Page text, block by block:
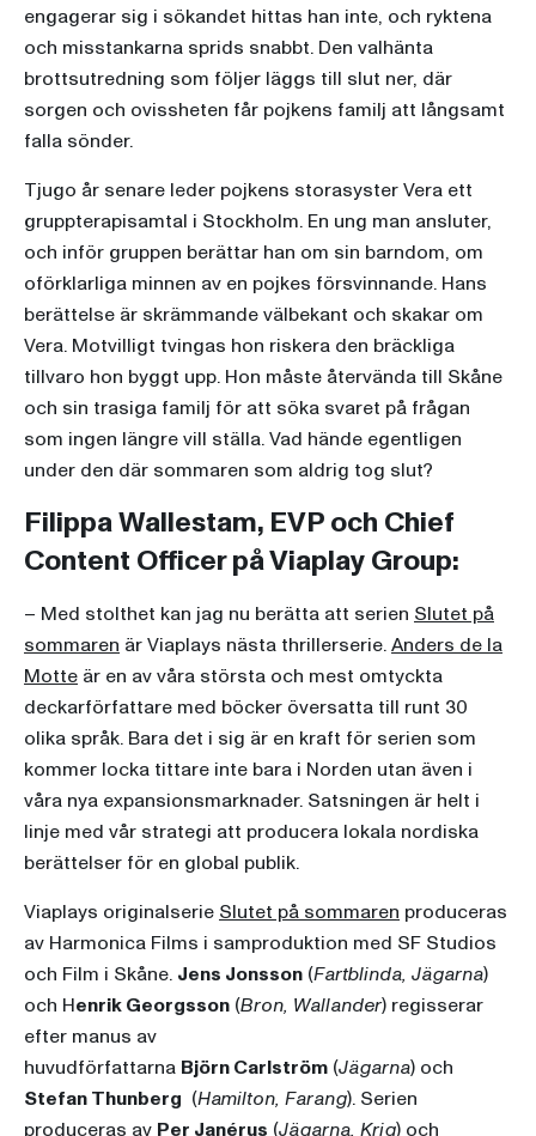
engagerar sig i sökandet hittas han inte, och ryktena
och misstankarna sprids snabbt. Den valhänta
brottsutredning som följer läggs till slut ner, där
sorgen och ovissheten får pojkens familj att långsamt
falla sönder.
Tjugo år senare leder pojkens storasyster Vera ett
gruppterapisamtal i Stockholm. En ung man ansluter,
och inför gruppen berättar han om sin barndom, om
oförklarliga minnen av en pojkes försvinnande. Hans
berättelse är skrämmande välbekant och skakar om
Vera. Motvilligt tvingas hon riskera den bräckliga
tillvaro hon byggt upp. Hon måste återvända till Skåne
och sin trasiga familj för att söka svaret på frågan
som ingen längre vill ställa. Vad hände egentligen
under den där sommaren som aldrig tog slut?
Filippa Wallestam, EVP och Chief
Content Officer på Viaplay Group:
– Med stolthet kan jag nu berätta att serien Slutet på
sommaren är Viaplays nästa thrillerserie.Anders de la
Motte är en av våra största och mest omtyckta
deckarförfattare med böcker översatta till runt 30
olika språk. Bara det i sig är en kraft för serien som
kommer locka tittare inte bara i Norden utan även i
våra nya expansionsmarknader. Satsningen är helt i
linje med vår strategi att producera lokala nordiska
berättelser för en global publik.
Viaplays originalserie Slutet på sommaren produceras
av Harmonica Films i samproduktion med SF Studios
och Film i Skåne. Jens Jonsson (Fartblinda, Jägarna)
och Henrik Georgsson (Bron, Wallander) regisserar
efter manus av
huvudförfattarna Björn Carlström (Jägarna) och
Stefan Thunberg (Hamilton, Farang). Serien
produceras av Per Janérus (Jägarna, Krig) och